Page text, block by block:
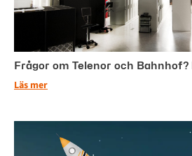
Frågor om Telenor och
Läs mer